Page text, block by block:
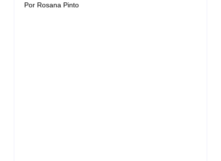
Por Rosana Pinto